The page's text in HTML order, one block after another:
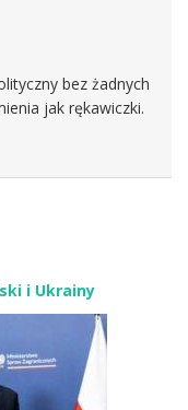
bez żadnych
jak rękawiczki.
i Ukrainy